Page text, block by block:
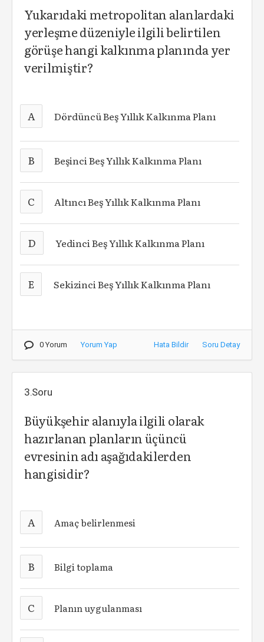
Yukarıdaki metropolitan alanlardaki
yerleşme düzeniyle ilgili belirtilen
görüşe hangi kalkınma planında yer
verilmiştir?
A Dördüncü Beş Yıllık Kalkınma Planı
B Beşinci Beş Yıllık Kalkınma Planı
C Altıncı Beş Yıllık Kalkınma Planı
D Yedinci Beş Yıllık Kalkınma Planı
E Sekizinci Beş Yıllık Kalkınma Planı
0 Yorum Yorum Yap Hata Bildir Soru Detay
3.Soru
Büyükşehir alanıyla ilgili olarak
hazırlanan planların üçüncü
evresinin adı aşağıdakilerden
hangisidir?
A Amaç belirlenmesi
B Bilgi toplama
C Planın uygulanması